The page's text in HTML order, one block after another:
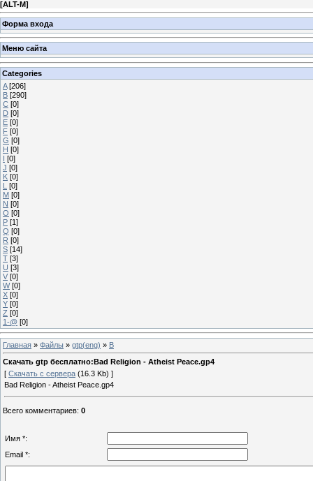
[ALT-M]
Форма входа
Меню сайта
Categories
A [206]
B [290]
C [0]
D [0]
E [0]
F [0]
G [0]
H [0]
I [0]
J [0]
K [0]
L [0]
M [0]
N [0]
O [0]
P [1]
Q [0]
R [0]
S [14]
T [3]
U [3]
V [0]
W [0]
X [0]
Y [0]
Z [0]
1-@ [0]
Главная » Файлы » gtp(eng) » B
Скачать gtp бесплатно:Bad Religion - Atheist Peace.gp4
[ Скачать с сервера (16.3 Kb) ]
Bad Religion - Atheist Peace.gp4
Всего комментариев: 0
Имя *:
Email *: